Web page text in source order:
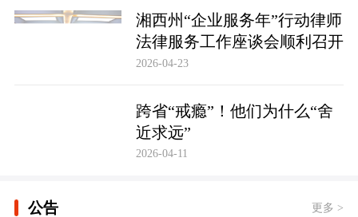
湘西州“企业服务年”行动律师
法律服务工作座谈会顺利召开
2026-04-23
跨省“戒瘾”！他们为什么“舍
近求远”
2026-04-11
公告 更多 >